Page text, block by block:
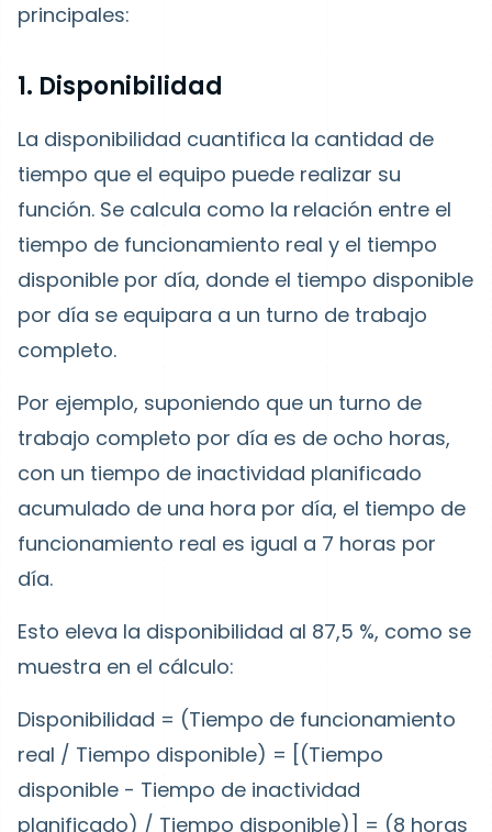
principales:
1. Disponibilidad
La disponibilidad cuantifica la cantidad de
tiempo que el equipo puede realizar su
función. Se calcula como la relación entre el
tiempo de funcionamiento real y el tiempo
disponible por día, donde el tiempo disponible
por día se equipara a un turno de trabajo
completo.
Por ejemplo, suponiendo que un turno de
trabajo completo por día es de ocho horas,
con un tiempo de inactividad planificado
acumulado de una hora por día, el tiempo de
funcionamiento real es igual a 7 horas por
día.
Esto eleva la disponibilidad al 87,5 %, como se
muestra en el cálculo:
Disponibilidad = (Tiempo de funcionamiento
real / Tiempo disponible) = [(Tiempo
disponible - Tiempo de inactividad
planificado) / Tiempo disponible)] = (8 horas